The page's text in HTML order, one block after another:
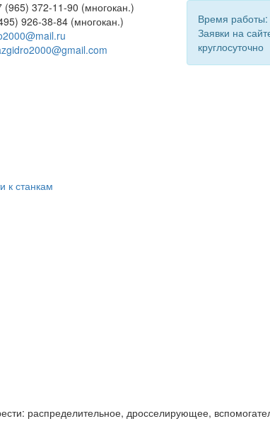
372-11-90 (многокан.)
926-38-84 (многокан.)
Время
Заявки на
круглосуточно
к станкам
распределительное, дросселирующее,